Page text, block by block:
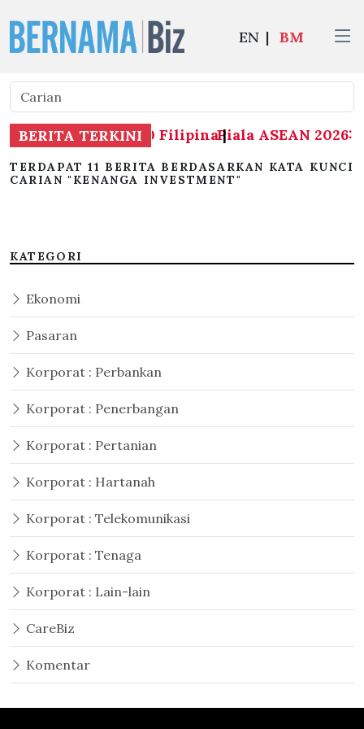
EN | BM
BERITA TERKINI Piala ASEAN 2026:
2026: Malaysia 1-0 Filipina|
TERDAPAT 11 BERITA BERDASARKAN KATA KUNCI
CARIAN "KENANGA INVESTMENT"
KATEGORI
Ekonomi
Pasaran
Korporat : Perbankan
Korporat : Penerbangan
Korporat : Pertanian
Korporat : Hartanah
Korporat : Telekomunikasi
Korporat : Tenaga
Korporat : Lain-lain
CareBiz
Komentar